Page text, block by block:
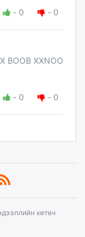
- 0 - 0
BOOB XXNOO
- 0 - 0
хөтөч